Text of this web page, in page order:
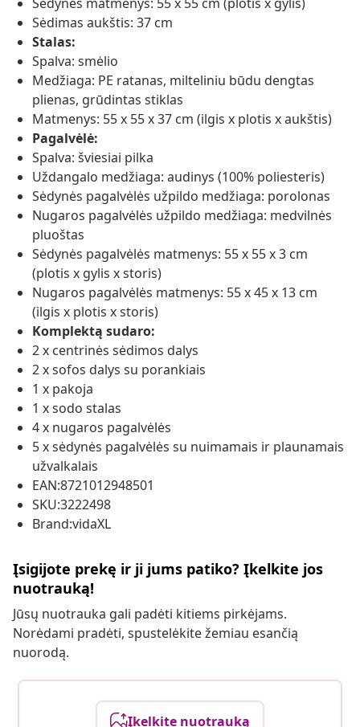
Sėdimas aukštis: 37 cm
Stalas:
Spalva: smėlio
Medžiaga: PE ratanas, milteliniu būdu dengtas
plienas, grūdintas stiklas
Matmenys: 55 x 55 x 37 cm (ilgis x plotis x aukštis)
Pagalvėlė:
Spalva: šviesiai pilka
Uždangalo medžiaga: audinys (100% poliesteris)
Sėdynės pagalvėlės užpildo medžiaga: porolonas
Nugaros pagalvėlės užpildo medžiaga: medvilnės
pluoštas
Sėdynės pagalvėlės matmenys: 55 x 55 x 3 cm
(plotis x gylis x storis)
Nugaros pagalvėlės matmenys: 55 x 45 x 13 cm
(ilgis x plotis x storis)
Komplektą sudaro:
2 x centrinės sėdimos dalys
2 x sofos dalys su porankiais
1 x pakoja
1 x sodo stalas
4 x nugaros pagalvėlės
5 x sėdynės pagalvėlės su nuimamais ir plaunamais
užvalkalais
EAN:8721012948501
SKU:3222498
Brand:vidaXL
Įsigijote prekę ir ji jums patiko? Įkelkite jos
nuotrauką!
Jūsų nuotrauka gali padėti kitiems pirkėjams.
Norėdami pradėti, spustelėkite žemiau esančią
nuorodą.
Įkelkite nuotrauką